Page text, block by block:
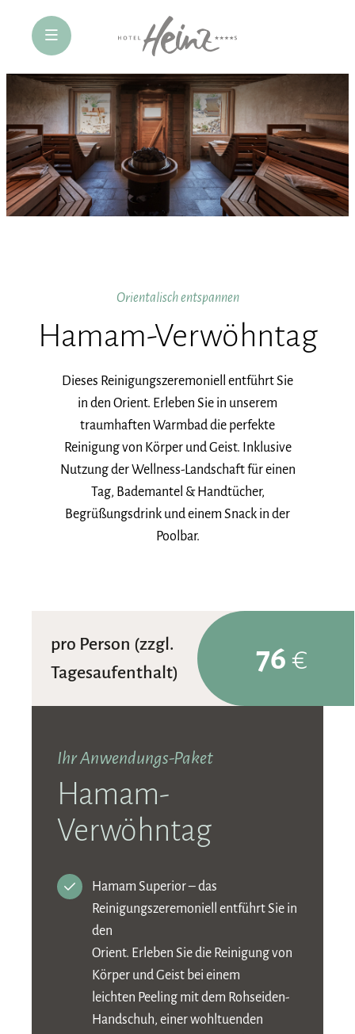
öffne Navigation
Orientalisch entspannen
Hamam-Verwöhntag
Dieses Reinigungszeremoniell entführt Sie
in den Orient. Erleben Sie in unserem
traumhaften Warmbad die perfekte
Reinigung von Körper und Geist. Inklusive
Nutzung der Wellness-Landschaft für einen
Tag, Bademantel & Handtücher,
Begrüßungsdrink und einem Snack in der
Poolbar.
pro Person (zzgl.
Tagesaufenthalt)
76 €
Ihr Anwendungs-Paket
Hamam-
Verwöhntag
Hamam Superior – das
Reinigungszeremoniell entführt Sie in
den
Orient. Erleben Sie die Reinigung von
Körper und Geist bei einem
leichten Peeling mit dem Rohseiden-
Handschuh, einer wohltuenden